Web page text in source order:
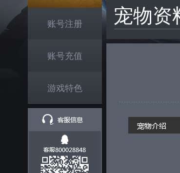
账号注册
账号充值
游戏特色
宠物资